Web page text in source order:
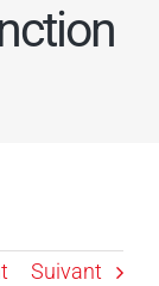
Suivant